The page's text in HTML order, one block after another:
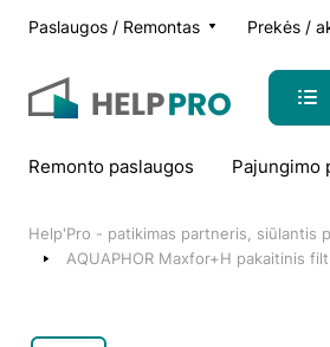
Paslaugos / Remontas Prekės /
Remonto paslaugos Pajungimo
Help'Pro - patikimas partneris, siūlantis
AQUAPHOR Maxfor+H pakaitinis